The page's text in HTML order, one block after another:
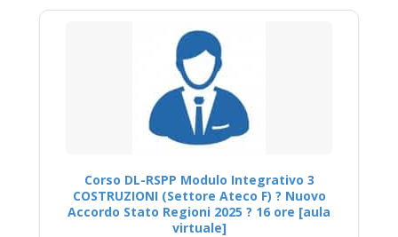
Corso DL-RSPP Modulo Integrativo 3
COSTRUZIONI (Settore Ateco F) ? Nuovo
Accordo Stato Regioni 2025 ? 16 ore [aula
virtuale]